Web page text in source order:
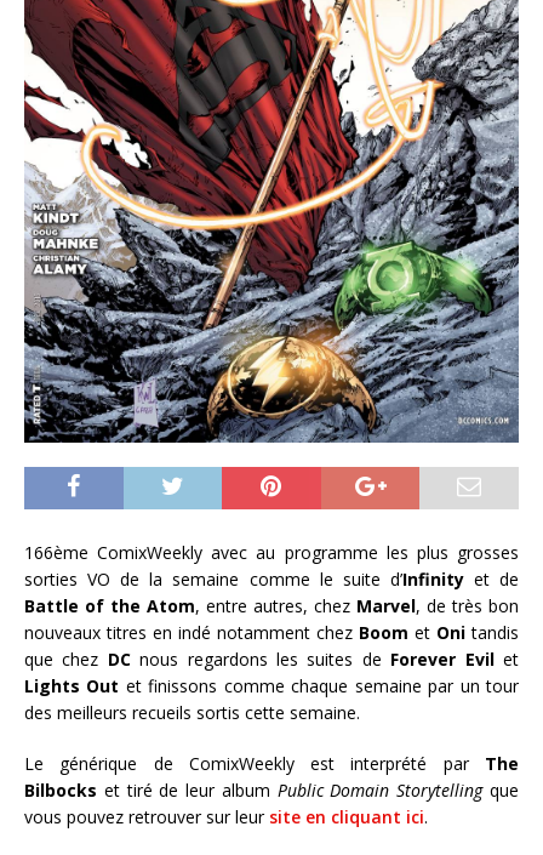
166ème ComixWeekly avec au programme les plus grosses
sorties VO de la semaine comme le suite d’Infinityet de
Battle of the Atom, entre autres, chez Marvel, de très bon
nouveaux titres en indé notamment chez Boom et Oni tandis
que chez DCnous regardons les suites de Forever Evilet
Lights Out et finissons comme chaque semaine par un tour
des meilleurs recueils sortis cette semaine.
Le générique de ComixWeekly est interprété par The
Bilbocks et tiré de leur album Public Domain Storytellingque
vous pouvez retrouver sur leursite en cliquant ici.